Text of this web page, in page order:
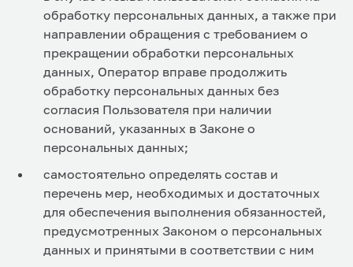
обработку персональных данных, а также при
направлении обращения с требованием о
прекращении обработки персональных
данных, Оператор вправе продолжить
обработку персональных данных без
согласия Пользователя при наличии
оснований, указанных в Законе о
персональных данных;
самостоятельно определять состав и
перечень мер, необходимых и достаточных
для обеспечения выполнения обязанностей,
предусмотренных Законом о персональных
данных и принятыми в соответствии с ним